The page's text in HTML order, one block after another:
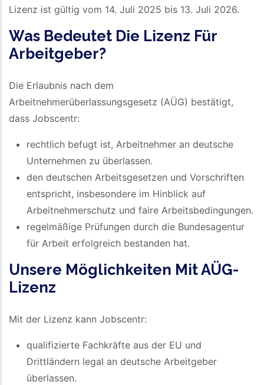
Lizenz ist gültig vom 14. Juli 2025 bis 13. Juli 2026.
Was Bedeutet Die Lizenz Für
Arbeitgeber?
Die Erlaubnis nach dem
Arbeitnehmerüberlassungsgesetz (AÜG) bestätigt,
dass Jobscentr:
rechtlich befugt ist, Arbeitnehmer an deutsche
Unternehmen zu überlassen.
den deutschen Arbeitsgesetzen und Vorschriften
entspricht, insbesondere im Hinblick auf
Arbeitnehmerschutz und faire Arbeitsbedingungen.
regelmäßige Prüfungen durch die Bundesagentur
für Arbeit erfolgreich bestanden hat.
Unsere Möglichkeiten Mit AÜG-
Lizenz
Mit der Lizenz kann Jobscentr:
qualifizierte Fachkräfte aus der EU und
Drittländern legal an deutsche Arbeitgeber
überlassen.